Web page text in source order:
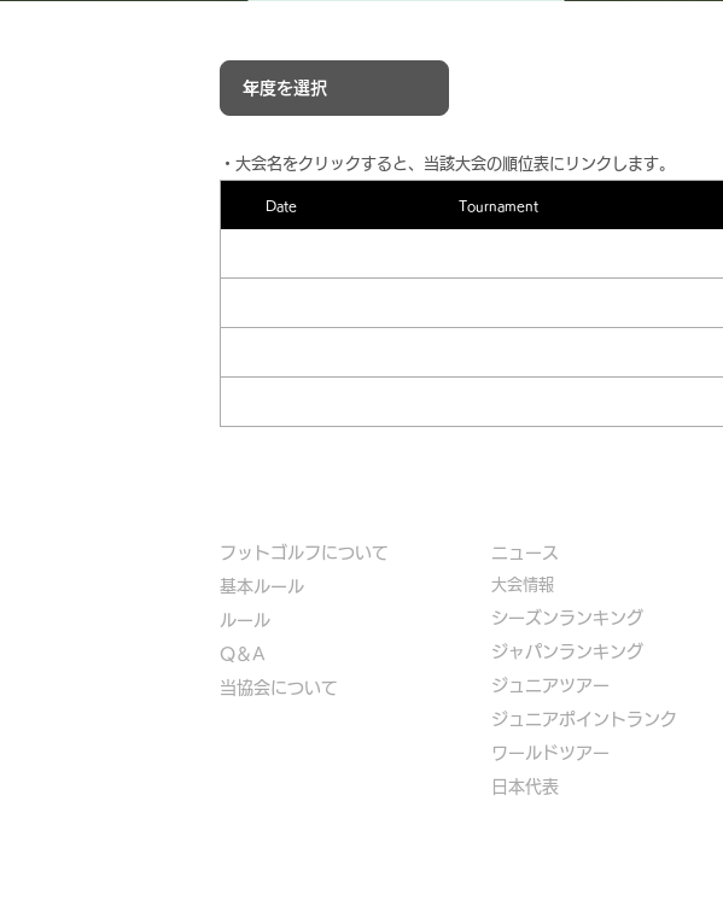
​・大会名をクリックすると、当該大会の順位表にリンクします。
Date Tournament
フットゴルフについて
基本ルール
ルール
Q＆A
​当協会について
​ニュース
大会情報
シーズンランキング
ジャパンランキング
ジュニアツアー
ジュニアポイントランク
​ワールドツアー
​​日本代表